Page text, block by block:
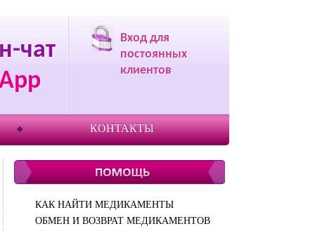
чат
Вход для
постоянных
клиентов
КОНТАКТЫ
КАК НАЙТИ МЕДИКАМЕНТЫ
ОБМЕН И ВОЗВРАТ МЕДИКАМЕНТОВ